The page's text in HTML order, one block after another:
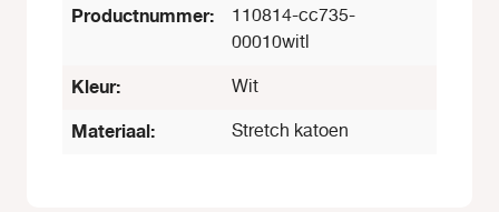
Productnummer:
110814-cc735-
00010witl
Kleur: Wit
Materiaal: Stretch katoen